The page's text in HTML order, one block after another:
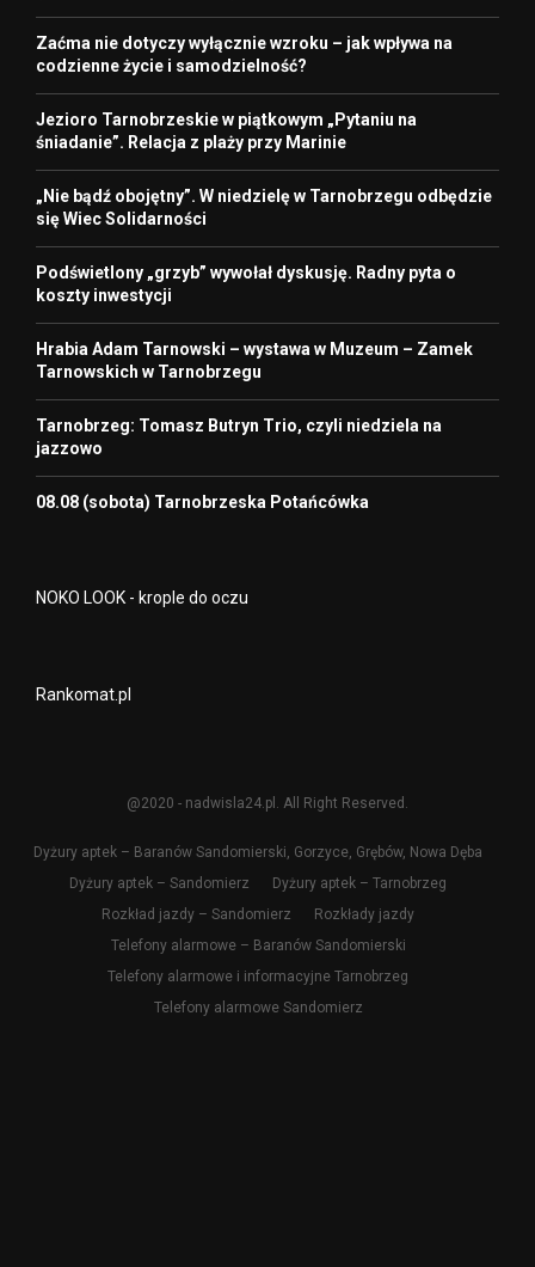
Zaćma nie dotyczy wyłącznie wzroku – jak wpływa na
codzienne życie i samodzielność?
Jezioro Tarnobrzeskie w piątkowym „Pytaniu na
śniadanie”. Relacja z plaży przy Marinie
„Nie bądź obojętny”. W niedzielę w Tarnobrzegu odbędzie
się Wiec Solidarności
Podświetlony „grzyb” wywołał dyskusję. Radny pyta o
koszty inwestycji
Hrabia Adam Tarnowski – wystawa w Muzeum – Zamek
Tarnowskich w Tarnobrzegu
Tarnobrzeg: Tomasz Butryn Trio, czyli niedziela na
jazzowo
08.08 (sobota) Tarnobrzeska Potańcówka
NOKO LOOK - krople do oczu
Rankomat.pl
@2020 - nadwisla24.pl. All Right Reserved.
Dyżury aptek – Baranów Sandomierski, Gorzyce, Grębów, Nowa Dęba
Dyżury aptek – Sandomierz
Dyżury aptek – Tarnobrzeg
Rozkład jazdy – Sandomierz
Rozkłady jazdy
Telefony alarmowe – Baranów Sandomierski
Telefony alarmowe i informacyjne Tarnobrzeg
Telefony alarmowe Sandomierz